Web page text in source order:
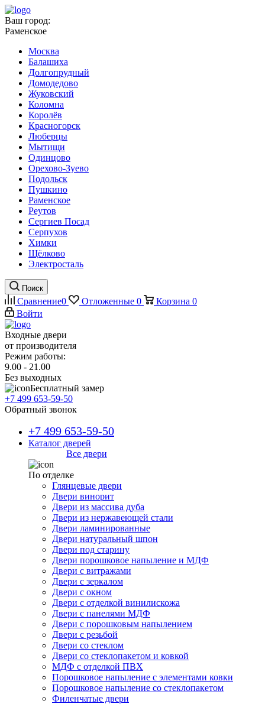
Ваш город:
Раменское
Москва
Балашиха
Долгопрудный
Домодедово
Жуковский
Коломна
Королёв
Красногорск
Люберцы
Мытищи
Одинцово
Орехово-Зуево
Подольск
Пушкино
Раменское
Реутов
Сергиев Посад
Серпухов
Химки
Щёлково
Электросталь
Поиск
Сравнение0 Отложенные 0 Корзина 0
Войти
Входные двери
от производителя
Режим работы:
9.00 - 21.00
Без выходных
Бесплатный замер
+7 499 653-59-50
Обратный звонок
+7 499 653-59-50
Каталог дверей
Все двери
По отделке
Глянцевые двери
Двери винорит
Двери из массива дуба
Двери из нержавеющей стали
Двери ламинированные
Двери натуральный шпон
Двери под старину
Двери порошковое напыление и МДФ
Двери с витражами
Двери с зеркалом
Двери с окном
Двери с отделкой винилискожа
Двери с панелями МДФ
Двери с порошковым напылением
Двери с резьбой
Двери со стеклом
Двери со стеклопакетом и ковкой
МДФ с отделкой ПВХ
Порошковое напыление с элементами ковки
Порошковое напыление со стеклопакетом
Филенчатые двери